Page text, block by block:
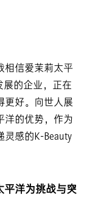
相信爱茉莉太平
展的企业，正在
更好。向世人展
洋的优势，作为
灵感的K-Beauty
平洋为挑战与突